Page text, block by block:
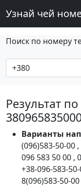
Узнай чей
Поиск по номеру
Результат
Варианты
(096)583-50-00 ,
096 583 50 00 ,
+38-096-583-
8(096)583-50-00